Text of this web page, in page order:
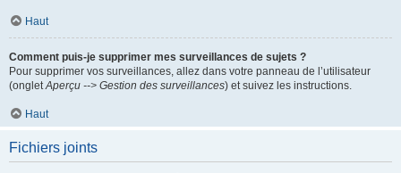
Haut
Comment puis-je supprimer mes surveillances de sujets ?
Pour supprimer vos surveillances, allez dans votre panneau de l’utilisateur
(ongletAperçu --> Gestion des surveillances) et suivez les instructions.
Haut
Fichiers joints